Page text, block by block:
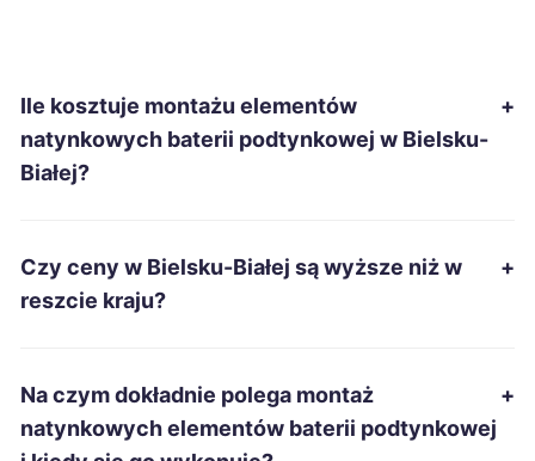
Chełm
Stalowa Wola
Ciechanów
Chojnice
Jelenia Góra
Ile kosztuje montażu elementów
natynkowych baterii podtynkowej w Bielsku-
Białej?
+
Czy ceny w Bielsku-Białej są wyższe niż w
reszcie kraju?
+
Na czym dokładnie polega montaż
natynkowych elementów baterii podtynkowej
+